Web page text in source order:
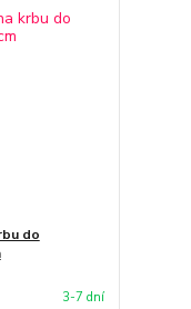
do
3-7 dní